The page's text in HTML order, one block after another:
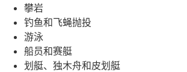
攀岩
钓鱼和飞蝇抛投
游泳
船员和赛艇
划艇、独木舟和皮划艇